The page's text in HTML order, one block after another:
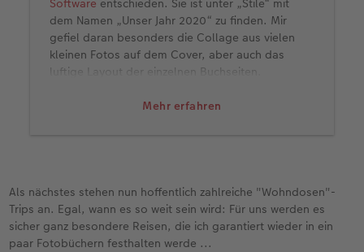
Mehr erfahren
dem Namen „Unser Jahr 2020“ zu finden. Mir
gefiel daran besonders die Collage aus vielen
kleinen Fotos auf dem Cover, aber auch das
luftige Layout der einzelnen Buchseiten.
der Qualität "Premium matt". Den Titel „Die
Noch ein Extratipp für Ihre Gestaltung: Denken
Sie daran, dass Sie über die CEWE Fotowelt
Software Zugriff auf ALLE Schriftarten haben, die
Als nächstes stehen nun hoffentlich zahlreiche "Wohndosen"-
Trips an. Egal, wann es so weit sein wird: Für uns werden es
sicher ganz besondere Reisen, die ich garantiert wieder in ein
paar Fotobüchern festhalten werde ...